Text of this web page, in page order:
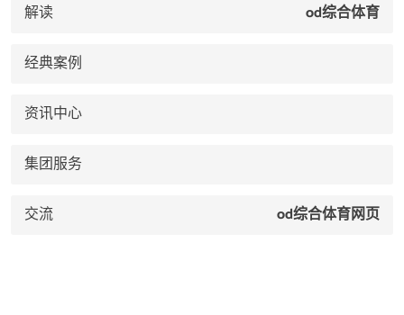
解读 od综合体育
经典案例
资讯中心
集团服务
交流 od综合体育网页